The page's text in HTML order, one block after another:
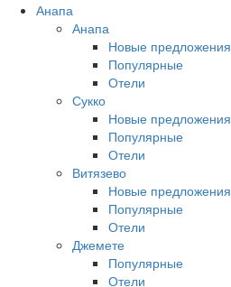
Анапа
Анапа
Новые предложения
Популярные
Отели
Сукко
Новые предложения
Популярные
Отели
Витязево
Новые предложения
Популярные
Отели
Джемете
Популярные
Отели